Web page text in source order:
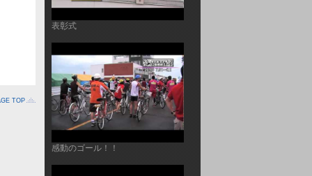
TOP
表彰式
感動のゴール！！